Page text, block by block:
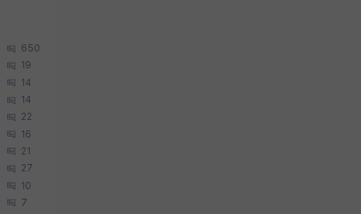
650
19
14
14
22
16
21
27
10
7